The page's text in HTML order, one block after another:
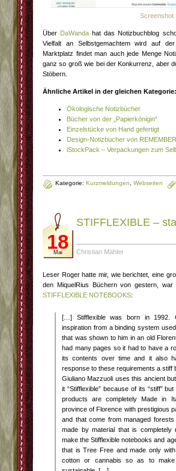
Screenshot
Über DaWanda hat das Notizbuchblog
Vielfalt an Selbstgemachtem wird auf
Marktplatz findet man auch jede Menge
ganz so groß wie bei der Konkurrenz, aber
Stöbern.
Ähnliche Artikel in der gleichen Kategorie:
Ökologische Notizbücher
Bücher von der „Papierkönigin“
Einzelstücke von Hand gefertigt
Design-Notizbücher von REMEMBER
iStockPack – Verpackungen zum
Kategorie: Kurzmeldungen Webseiten
18
Mai
STIFFLEXIBLE –
Christian Mähler
Leser Roger hatte mir, wie berichtet, eine
den MiquelRius Büchern von gestern,
STIFFLEXIBLE NOTEBOOKS:
[…] Stifflexible was born in 1992.
inspiration from a binding system
that was shown to him in an old
had many pages so it had to have a
its contents over time and it also
response to these requirements a stiff
Giuliano Mazzuoli uses this ancient
it “Stifflexible” because of its “stiff”
products are completely Made in
province of Florence with prestigious
and that come from managed
made by material that is
make the Stifflexible notebooks and
that is Tree Free and made only
cotton or cannabis so as to